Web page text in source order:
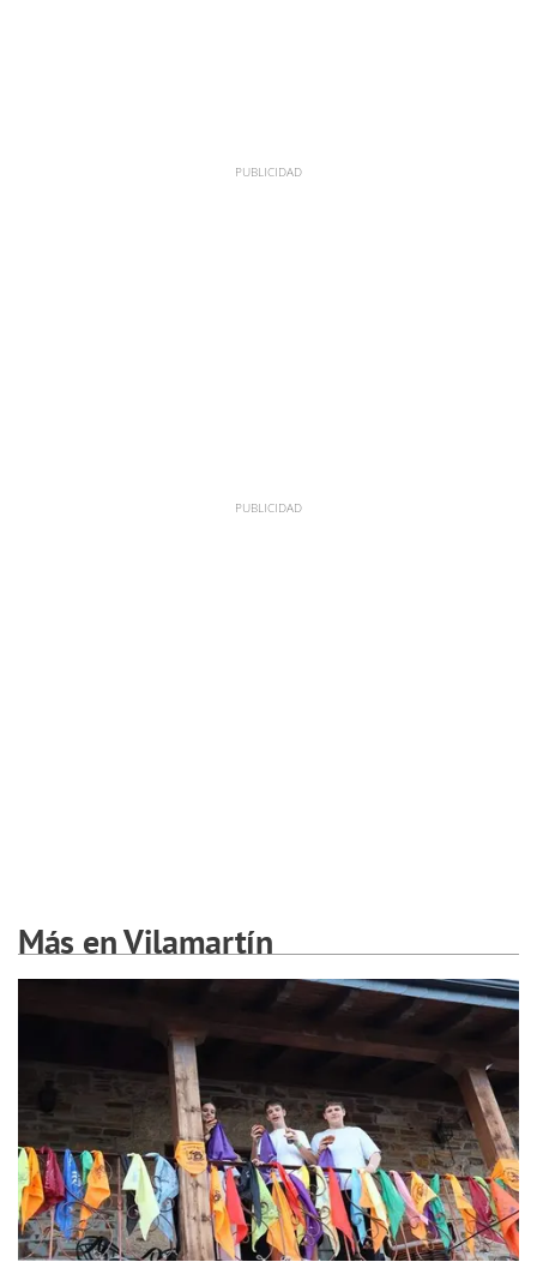
Más en Vilamartín